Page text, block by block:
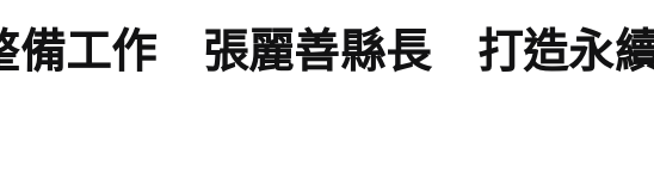
備工作 張麗善縣長 打造永